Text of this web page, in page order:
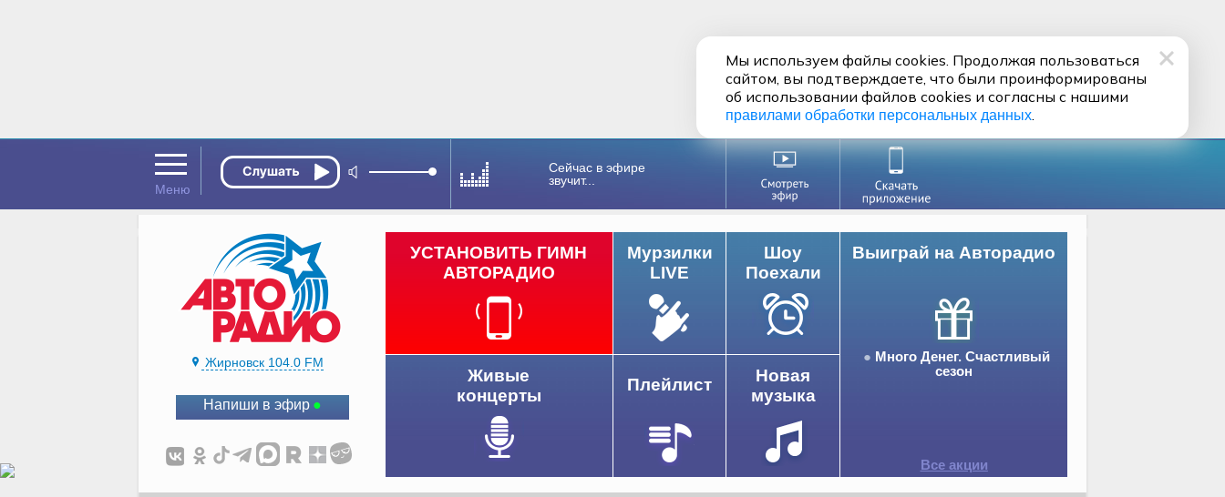
Сейчас в эфире
звучит...
Жирновск 104.0 FM
Напиши в эфир
Выиграй на Авторадио
Много Денег. Счастливый
сезон
Все акции
УСТАНОВИТЬ ГИМН
АВТОРАДИО
Мурзилки
LIVE
Шоу
Поехали
Живые
концерты
Плейлист
Новая
музыка
Мы используем файлы cookies. Продолжая пользоваться
сайтом, вы подтверждаете, что были проинформированы
об использовании файлов cookies и согласны с нашими
правилами обработки персональных данных.